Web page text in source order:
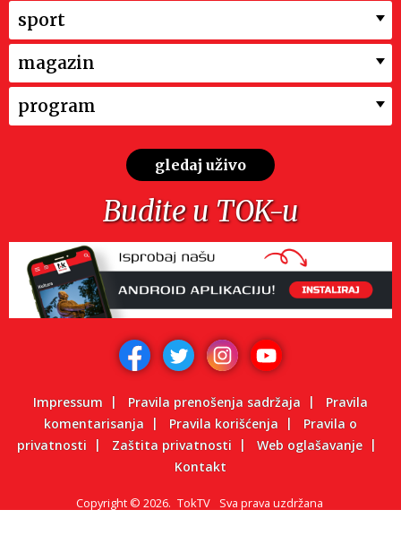
sport
magazin
program
gledaj uživo
Budite u TOK-u
Impressum Pravila prenošenja sadržaja
Pravila
komentarisanja
Pravila korišćenja
Pravila o
privatnosti
Zaštita privatnosti
Web oglašavanje
Kontakt
Copyright © 2026. TokTV Sva prava uzdržana